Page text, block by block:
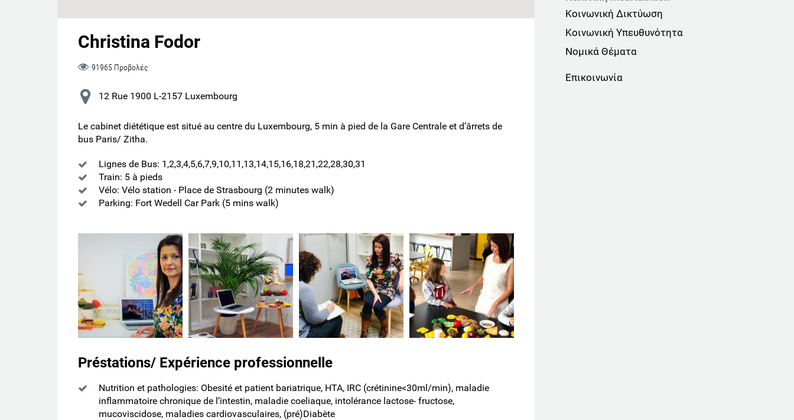
Christina Fodor
91965 Προβολές
12 Rue 1900 L-2157 Luxembourg
Le cabinet diététique est situé au centre du Luxembourg, 5 min à pied de la Gare Centrale et d’ârrets de
bus Paris/ Zitha.
Lignes de Bus: 1,2,3,4,5,6,7,9,10,11,13,14,15,16,18,21,22,28,30,31
Train: 5 à pieds
Vélo: Vélo station - Place de Strasbourg (2 minutes walk)
Parking: Fort Wedell Car Park (5 mins walk)
Préstations/ Expérience professionnelle
Nutrition et pathologies: Obesité et patient bariatrique, HTA, IRC (crétinine<30ml/min), maladie
inflammatoire chronique de l’intestin, maladie coeliaque, intolérance lactose- fructose,
mucoviscidose, maladies cardiovasculaires, (pré)Diabète
Κοινωνική Δικτύωση
Κοινωνική Υπευθυνότητα
Νομικά Θέματα
Επικοινωνία